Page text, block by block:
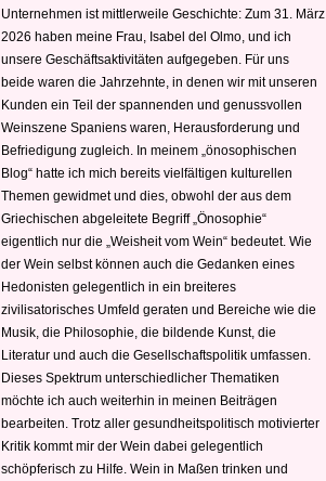
Unternehmen ist mittlerweile Geschichte: Zum 31. März
2026 haben meine Frau, Isabel del Olmo, und ich
unsere Geschäftsaktivitäten aufgegeben. Für uns
beide waren die Jahrzehnte, in denen wir mit unseren
Kunden ein Teil der spannenden und genussvollen
Weinszene Spaniens waren, Herausforderung und
Befriedigung zugleich. In meinem „önosophischen
Blog“ hatte ich mich bereits vielfältigen kulturellen
Themen gewidmet und dies, obwohl der aus dem
Griechischen abgeleitete Begriff „Önosophie“
eigentlich nur die „Weisheit vom Wein“ bedeutet. Wie
der Wein selbst können auch die Gedanken eines
Hedonisten gelegentlich in ein breiteres
zivilisatorisches Umfeld geraten und Bereiche wie die
Musik, die Philosophie, die bildende Kunst, die
Literatur und auch die Gesellschaftspolitik umfassen.
Dieses Spektrum unterschiedlicher Thematiken
möchte ich auch weiterhin in meinen Beiträgen
bearbeiten. Trotz aller gesundheitspolitisch motivierter
Kritik kommt mir der Wein dabei gelegentlich
schöpferisch zu Hilfe. Wein in Maßen trinken und